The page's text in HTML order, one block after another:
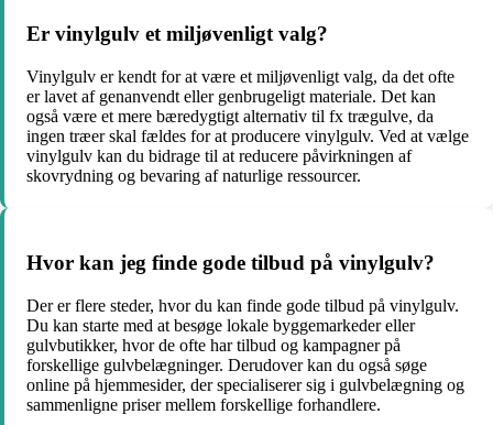
Er vinylgulv et miljøvenligt valg?
Vinylgulv er kendt for at være et miljøvenligt valg, da det ofte
er lavet af genanvendt eller genbrugeligt materiale. Det kan
også være et mere bæredygtigt alternativ til fx trægulve, da
ingen træer skal fældes for at producere vinylgulv. Ved at vælge
vinylgulv kan du bidrage til at reducere påvirkningen af
skovrydning og bevaring af naturlige ressourcer.
Hvor kan jeg finde gode tilbud på vinylgulv?
Der er flere steder, hvor du kan finde gode tilbud på vinylgulv.
Du kan starte med at besøge lokale byggemarkeder eller
gulvbutikker, hvor de ofte har tilbud og kampagner på
forskellige gulvbelægninger. Derudover kan du også søge
online på hjemmesider, der specialiserer sig i gulvbelægning og
sammenligne priser mellem forskellige forhandlere.